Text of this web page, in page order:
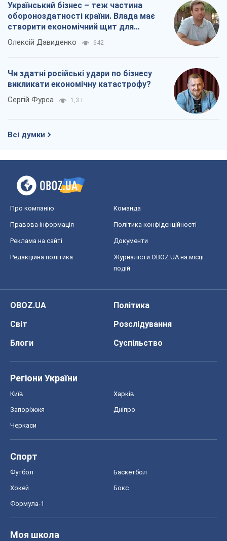
Український бізнес – теж частина
обороноздатності країни. Влада має
створити економічний щит для
компаній
Олексій Давиденко 642
Чи здатні російські удари по бізнесу
викликати економічну катастрофу?
Сергій Фурса 1,3 т.
Всі думки
Про компанію Команда
Правова інформація Політика конфіденційності
Реклама на сайті Документи
Редакційна політика
Журналісти OBOZ.UA на місці
подій
OBOZ.UA
Політика
Світ
Розслідування
Блоги
Суспільство
Регіони України
Київ Харків
Запоріжжя Дніпро
Черкаси
Спорт
Футбол Баскетбол
Хокей Бокс
Формула-1
Моя школа